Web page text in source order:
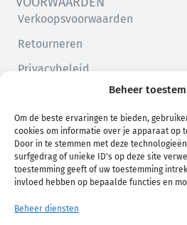
Beheer
Om de beste ervaringen te bieden,
cookies om informatie over je apparaat op
Door in te stemmen met deze
surfgedrag of unieke ID's op deze site
toestemming geeft of uw toestemming
invloed hebben op bepaalde functies en
Beheer diensten
Natuurlijk comfort voor jou en je baby
Verkoopsvoorwaarden
Retourneren
Privacybeleid
Cookiebeleid (EU)